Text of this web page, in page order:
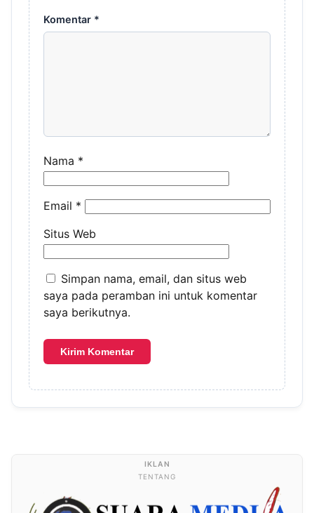
Komentar *
Nama *
Email *
Situs Web
Simpan nama, email, dan situs web
saya pada peramban ini untuk komentar
saya berikutnya.
TENTANG